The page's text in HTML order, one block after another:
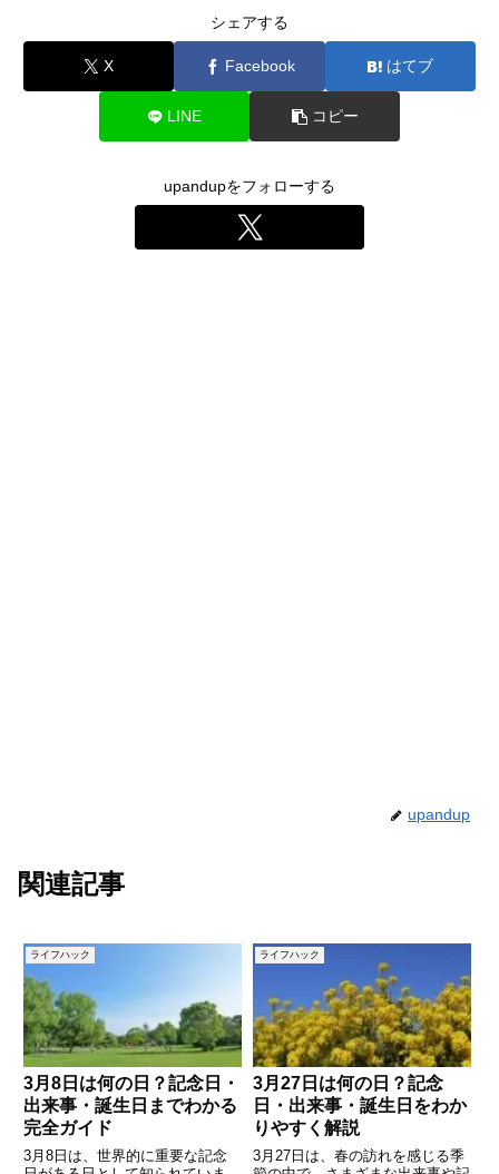
シェアする
X Facebook はてブ
LINE コピー
upandupをフォローする
upandup
関連記事
ライフハック
3月8日は何の日？記念日・
出来事・誕生日までわかる
完全ガイド
3月8日は、世界的に重要な記念
ライフハック
3月27日は何の日？記念
日・出来事・誕生日をわか
りやすく解説
3月27日は、春の訪れを感じる季